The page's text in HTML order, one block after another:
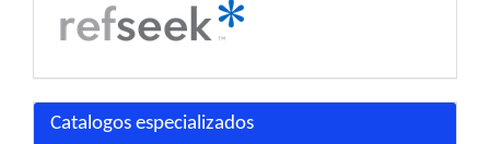
Catalogos especializados